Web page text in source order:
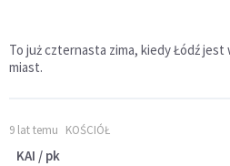
To już czternasta zima, kiedy Łódź
miast.
9 lat temu KOŚCIÓŁ
KAI / pk